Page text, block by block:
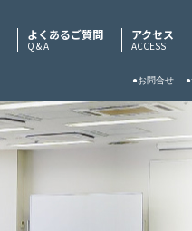
よくあるご質問
Q & A
アクセス
ACCESS
●お問合せ